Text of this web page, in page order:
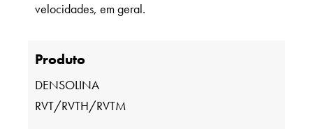
velocidades, em geral.
Produto
DENSOLINA
RVT/RVTH/RVTM